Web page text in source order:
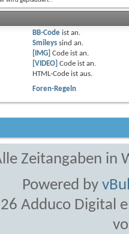
BB-Code istan.
Smileys sindan.
[IMG] Code istan.
[VIDEO] Code istan.
HTML-Code istaus.
Foren-Regeln
Zeitangaben in
Powered by
Adduco Digital